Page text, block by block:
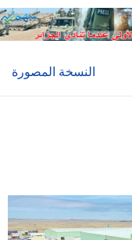
النسخة المصورة